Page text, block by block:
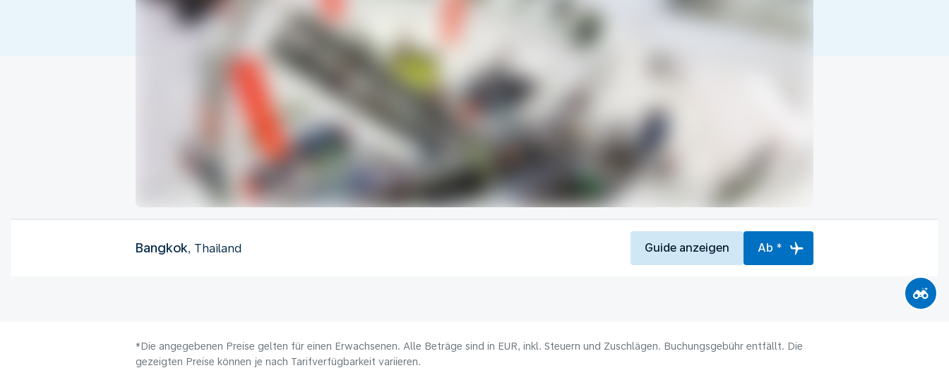
Bangkok, Thailand Guide anzeigen Ab *
*Die angegebenen Preise gelten für einen Erwachsenen. Alle Beträge sind in EUR, inkl. Steuern und Zuschlägen. Buchungsgebühr entfällt. Die
gezeigten Preise können je nach Tarifverfügbarkeit variieren.